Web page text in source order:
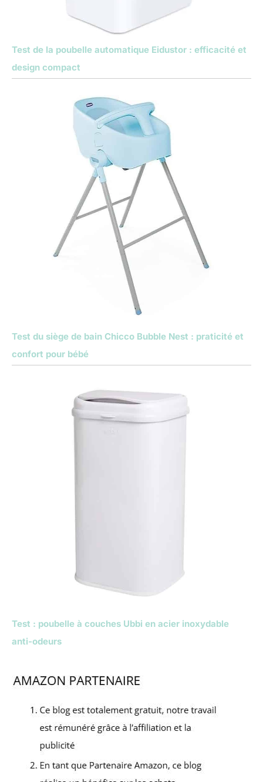
Test de la poubelle automatique Eidustor : efficacité et
design compact
Test du siège de bain Chicco Bubble Nest : praticité et
confort pour bébé
Test : poubelle à couches Ubbi en acier inoxydable
anti-odeurs